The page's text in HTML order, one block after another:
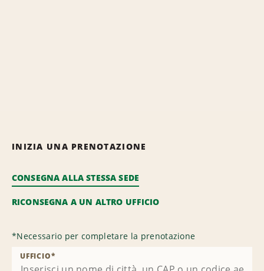
INIZIA UNA PRENOTAZIONE
CONSEGNA ALLA STESSA SEDE
RICONSEGNA A UN ALTRO UFFICIO
*Necessario per completare la prenotazione
UFFICIO*